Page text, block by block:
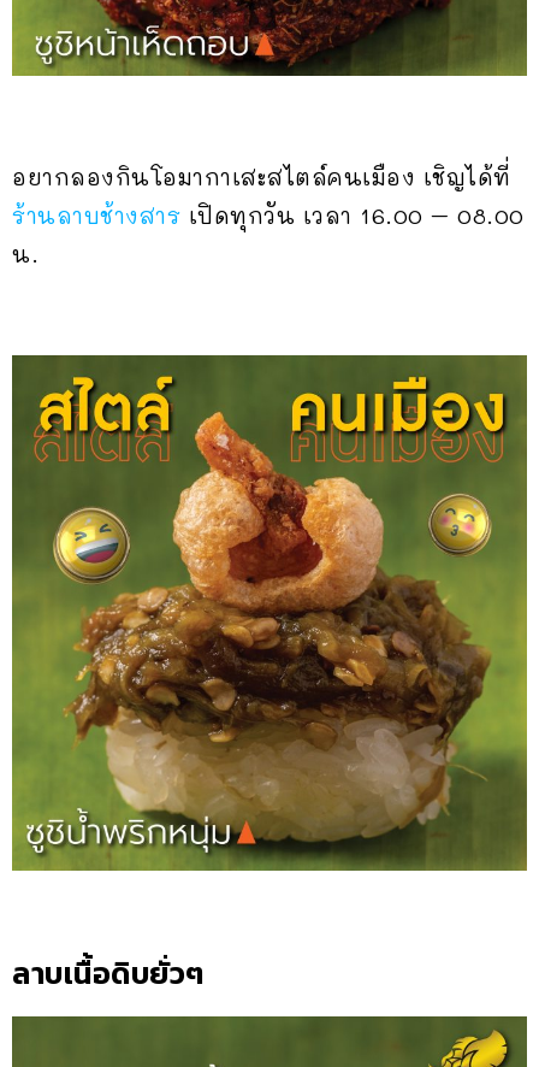
อยากลองกินโอมากาเสะสไตล์คนเมือง เชิญได้ที่
ร้านลาบช้างสาร เปิดทุกวัน เวลา 16.00 – 08.00
น.
ลาบเนื้อดิบยั่วๆ